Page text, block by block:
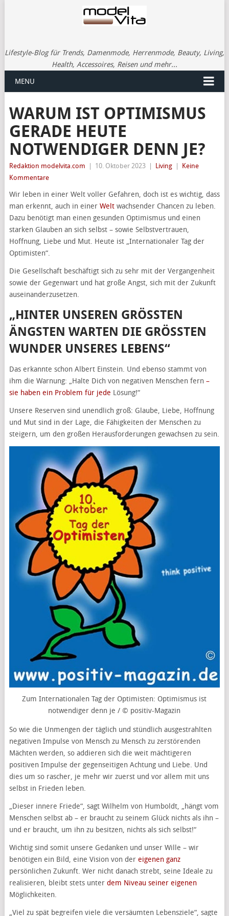
Lifestyle-Blog für Trends, Damenmode, Herrenmode, Beauty, Living,
Health, Accessoires, Reisen und mehr...
MENU
WARUM IST OPTIMISMUS
GERADE HEUTE
NOTWENDIGER DENN JE?
Redaktion modelvita.com 10. Oktober 2023 Living
Keine
Kommentare
Wir leben in einer Welt voller Gefahren, doch ist es wichtig, dass
man erkennt, auch in einer Weltwachsender Chancen zu leben.
Dazu benötigt man einen gesunden Optimismus und einen
starken Glauben an sich selbst – sowie Selbstvertrauen,
Hoffnung, Liebe und Mut. Heute ist „Internationaler Tag der
Optimisten“.
Die Gesellschaft beschäftigt sich zu sehr mit der Vergangenheit
sowie der Gegenwart und hat große Angst, sich mit der Zukunft
auseinanderzusetzen.
„HINTER UNSEREN GRÖSSTEN Ä
NGSTEN WARTEN DIE GRÖSSTEN WU
NDER UNSERES LEBENS“
Das erkannte schon Albert Einstein. Und ebenso stammt von
ihm die Warnung: „Halte Dich von negativen Menschen fern –
sie haben ein Problem für jede Lösung!“
Unsere Reserven sind unendlich groß: Glaube, Liebe, Hoffnung
und Mut sind in der Lage, die Fähigkeiten der Menschen zu
steigern, um den großen Herausforderungen gewachsen zu sein.
Zum Internationalen Tag der Optimisten: Optimismus ist
notwendiger denn je / © positiv-Magazin
So wie die Unmengen der täglich und stündlich ausgestrahlten
negativen Impulse von Mensch zu Mensch zu zerstörenden
Mächten werden, so addieren sich die weit mächtigeren
positiven Impulse der gegenseitigen Achtung und Liebe. Und
dies um so rascher, je mehr wir zuerst und vor allem mit uns
selbst in Frieden leben.
„Dieser innere Friede“, sagt Wilhelm von Humboldt, „hängt vom
Menschen selbst ab – er braucht zu seinem Glück nichts als ihn –
und er braucht, um ihn zu besitzen, nichts als sich selbst!“
Wichtig sind somit unsere Gedanken und unser Wille – wir
benötigen ein Bild, eine Vision von der eigenen ganz
persönlichen Zukunft. Wer nicht danach strebt, seine Ideale zu
realisieren, bleibt stets unter dem Niveau seiner eigenen
Möglichkeiten.
„Viel zu spät begreifen viele die versäumten Lebensziele“, sagte